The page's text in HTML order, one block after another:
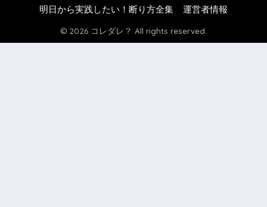
明日から実践したい！断り方全集 運営者情報
© 2026 コレダレ？ All rights reserved.